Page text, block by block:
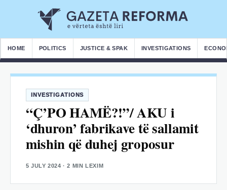
HOME POLITICS JUSTICE & SPAK INVESTIGATIONS
INVESTIGATIONS
“Ç’PO HAMË?!”/ AKU i
‘dhuron’ fabrikave të sallamit
mishin që duhej groposur
5 JULY 2024 · 2 MIN LEXIM